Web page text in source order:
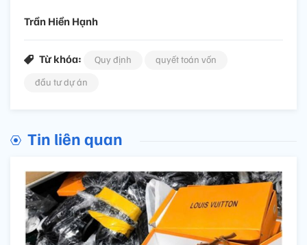
Trần Hiền Hạnh
Từ khóa: Quy định
quyết toán vốn
đầu tư dự án
Tin liên quan